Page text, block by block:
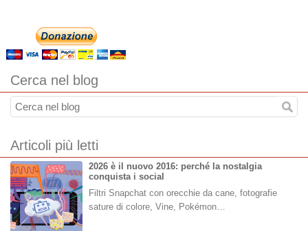
Cerca nel blog
Articoli più letti
2026 è il nuovo 2016: perché la nostalgia
conquista i social
Filtri Snapchat con orecchie da cane, fotografie
sature di colore, Vine, Pokémon…